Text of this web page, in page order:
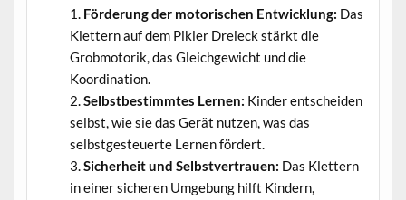
Förderung der motorischen Entwicklung: Das
Klettern auf dem Pikler Dreieck stärkt die
Grobmotorik, das Gleichgewicht und die
Koordination.
Selbstbestimmtes Lernen: Kinder entscheiden
selbst, wie sie das Gerät nutzen, was das
selbstgesteuerte Lernen fördert.
Sicherheit und Selbstvertrauen: Das Klettern
in einer sicheren Umgebung hilft Kindern,